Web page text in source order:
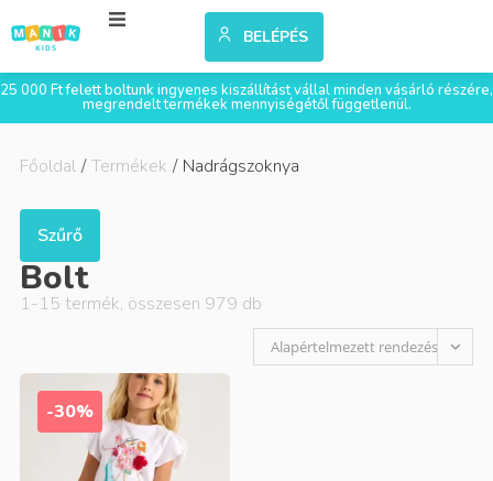
BELÉPÉS
25 000 Ft felett boltunk ingyenes kiszállítást vállal minden vásárló részére,
megrendelt termékek mennyiségétől függetlenül.
Főoldal / Termékek / Nadrágszoknya
Szűrő
Bolt
1-15 termék, összesen 979 db
Alapértelmezett rendezés
-30%